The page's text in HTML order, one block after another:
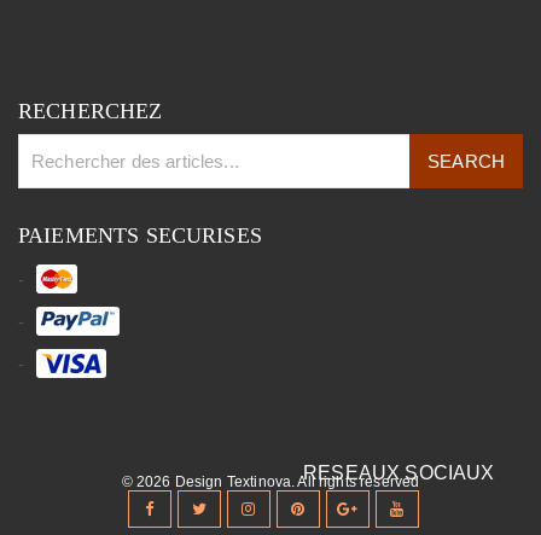
RECHERCHEZ
PAIEMENTS SECURISES
© 2026 Design Textinova. All rights reserved